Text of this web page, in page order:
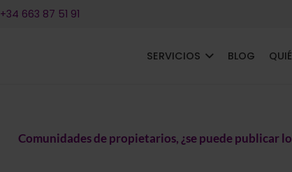
+34 663 87 51 91
SERVICIOS BLOG
Comunidades de propietarios, ¿se puede publicar